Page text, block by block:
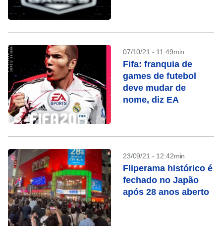
07/10/21 - 11:49min
Fifa: franquia de
games de futebol
deve mudar de
nome, diz EA
23/09/21 - 12:42min
Fliperama histórico é
fechado no Japão
após 28 anos aberto